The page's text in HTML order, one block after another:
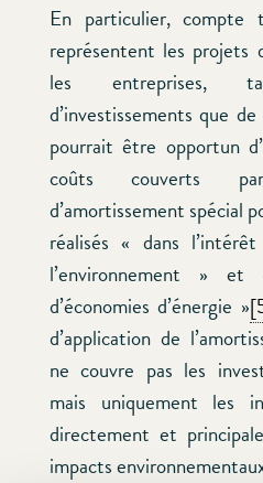
En particulier, compte
représentent les projets
les entreprises,
d’investissements que
pourrait être opportun
coûts couverts
d’amortissement spécial
réalisés « dans
l’environnement »
d’économies d’énergie »
d’application de
ne couvre pas les
mais uniquement les
directement et
impacts